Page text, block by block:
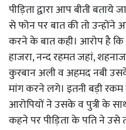
पीड़िता द्वारा आप बीती
से फोन पर बात की तो उन्होंने
करने के बात कही। आरोप है कि
हाजरा, नन्द रहमत जहां,
कुरबान अली व अहमद नबी
मांग करने लगे। इतनी बड़ी
आरोपियों ने उसके व पुत्री के
कहने पर पीड़िता के पति ने उसे